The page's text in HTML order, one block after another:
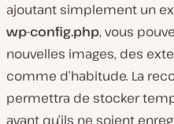
ajoutant simplement un
wp-config.php, vous
nouvelles images, des
comme d’habitude. La
permettra de stocker
avant qu’ils ne soient